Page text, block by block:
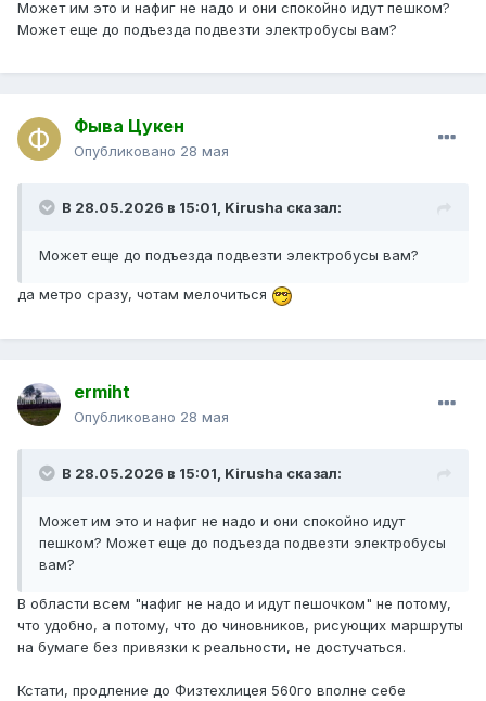
Может им это и нафиг не надо и они спокойно идут пешком?
Может еще до подъезда подвезти электробусы вам?
Фыва Цукен
Опубликовано 28 мая
В 28.05.2026 в 15:01, Kirusha сказал:
Может еще до подъезда подвезти электробусы вам?
да метро сразу, чотам мелочиться
ermiht
Опубликовано 28 мая
В 28.05.2026 в 15:01, Kirusha сказал:
Может им это и нафиг не надо и они спокойно идут
пешком? Может еще до подъезда подвезти электробусы
вам?
В области всем "нафиг не надо и идут пешочком" не потому,
что удобно, а потому, что до чиновников, рисующих маршруты
на бумаге без привязки к реальности, не достучаться.
Кстати, продление до Физтехлицея 560го вполне себе